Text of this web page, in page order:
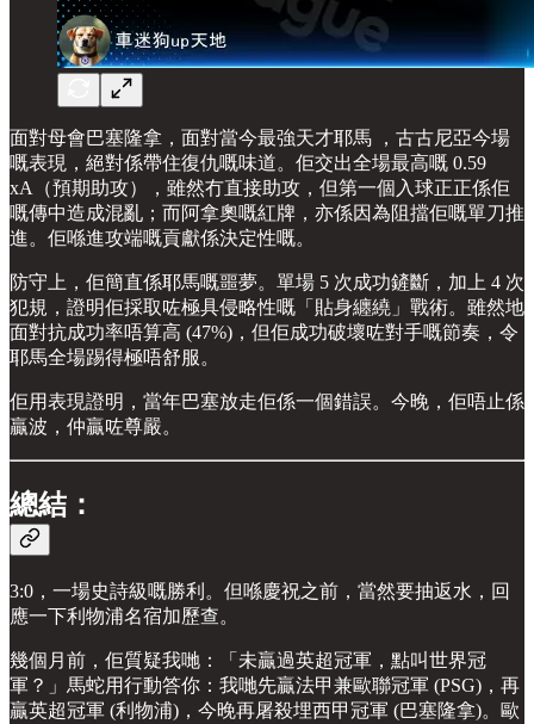
面對母會巴塞隆拿，面對當今最強天才耶馬 ，古古尼亞今場
嘅表現，絕對係帶住復仇嘅味道。佢交出全場最高嘅 0.59
xA（預期助攻），雖然冇直接助攻，但第一個入球正正係佢
嘅傳中造成混亂；而阿拿奧嘅紅牌，亦係因為阻擋佢嘅單刀推
進。佢喺進攻端嘅貢獻係決定性嘅。
防守上，佢簡直係耶馬嘅噩夢。單場 5 次成功鏟斷，加上 4 次
犯規，證明佢採取咗極具侵略性嘅「貼身纏繞」戰術。雖然地
面對抗成功率唔算高 (47%)，但佢成功破壞咗對手嘅節奏，令
耶馬全場踢得極唔舒服。
佢用表現證明，當年巴塞放走佢係一個錯誤。今晚，佢唔止係
贏波，仲贏咗尊嚴。
總結：
3:0，一場史詩級嘅勝利。但喺慶祝之前，當然要抽返水，回
應一下利物浦名宿加歷查。
幾個月前，佢質疑我哋：「未贏過英超冠軍，點叫世界冠
軍？」馬蛇用行動答你：我哋先贏法甲兼歐聯冠軍 (PSG)，再
贏英超冠軍 (利物浦)，今晚再屠殺埋西甲冠軍 (巴塞隆拿)。歐